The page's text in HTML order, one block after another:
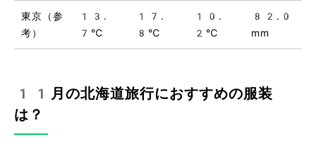
東京（参
考）
13.
7℃
17.
8℃
10.
2℃
82.0
mm
11月の北海道旅行におすすめの服装
は？